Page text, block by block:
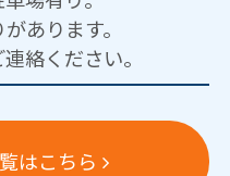
あります。
絡ください。
はこちら